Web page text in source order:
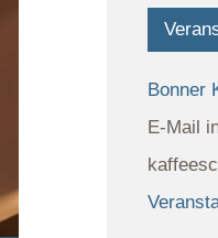
Bonner
E-Mail